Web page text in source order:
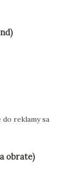
do reklamy sa
obrate)